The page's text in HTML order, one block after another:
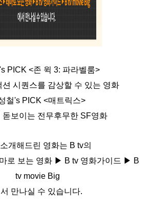
PICK <존 윅 3: 파라벨룸>
션 시퀀스를 감상할 수 있는 영화
철's PICK <매트릭스>
돋보이는 전무후무한 SF영화
개해드린 영화는 B tv의
로 보는 영화 ▶ B tv 영화가이드 ▶ B
tv movie Big
만나실 수 있습니다.